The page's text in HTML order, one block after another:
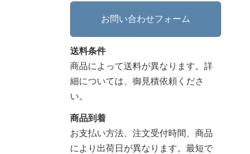
お問い合わせフォーム
送料条件
商品によって送料が異なります。詳
細については、御見積依頼くださ
い。
商品到着
お支払い方法、注文受付時間、商品
により出荷日が異なります。最短で